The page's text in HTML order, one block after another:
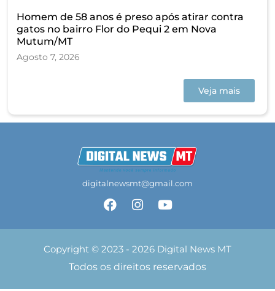
Homem de 58 anos é preso após atirar contra
gatos no bairro Flor do Pequi 2 em Nova
Mutum/MT
Agosto 7, 2026
Veja mais
digitalnewsmt@gmail.com
Copyright © 2023 - 2026 Digital News MT
Todos os direitos reservados